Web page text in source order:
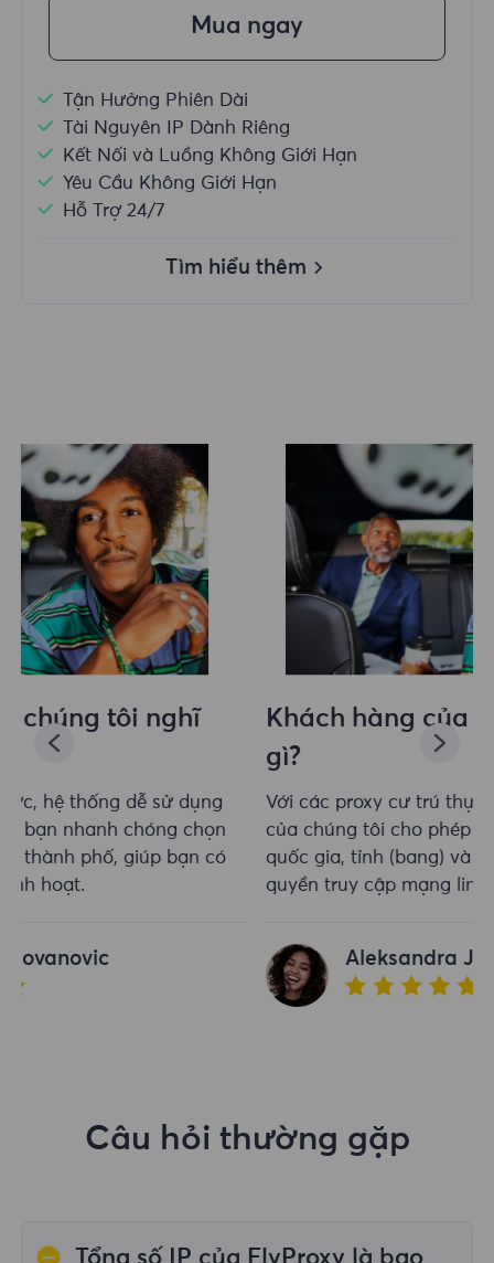
Mua ngay
Tận Hưởng Phiên Dài
Tài Nguyên IP Dành Riêng
Kết Nối và Luồng Không Giới Hạn
Yêu Cầu Không Giới Hạn
Hỗ Trợ 24/7
Tìm hiểu thêm
Khách hàng của chúng tôi nghĩ
gì?
Với các proxy cư trú thực, hệ thống dễ sử dụng
của chúng tôi cho phép bạn nhanh chóng chọn
quốc gia, tỉnh (bang) và thành phố, giúp bạn có
quyền truy cập mạng linh hoạt.
Aleksandra Jovanovic
Câu hỏi thường gặp